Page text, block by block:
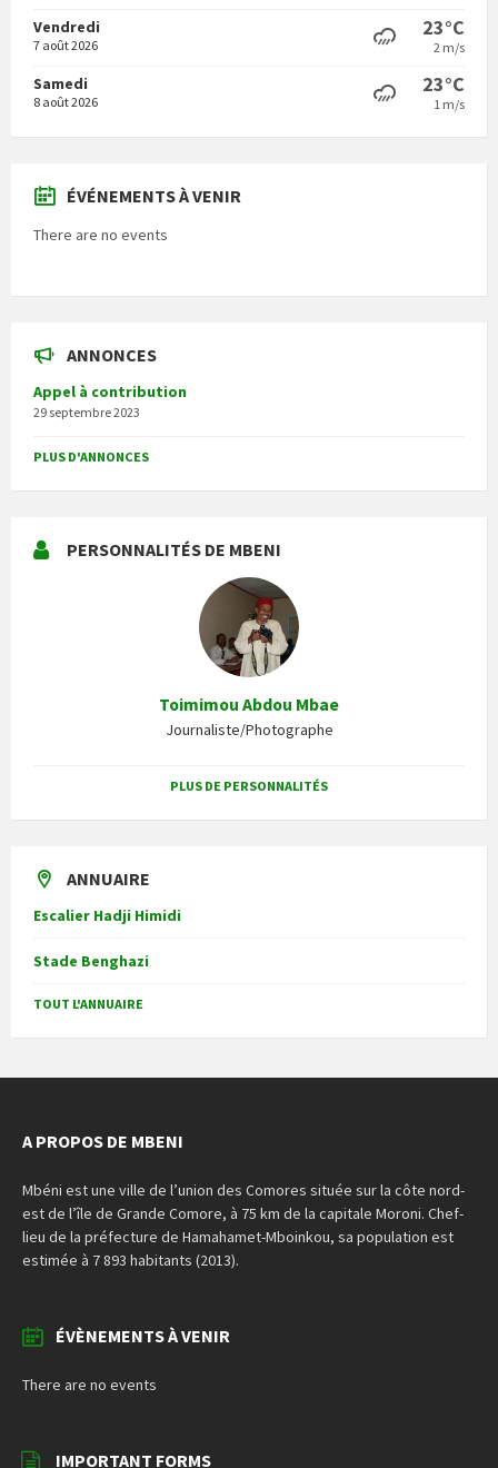
Vendredi
7 août 2026
23°C
2 m/s
Samedi
8 août 2026
23°C
1 m/s
ÉVÉNEMENTS À VENIR
There are no events
ANNONCES
Appel à contribution
29 septembre 2023
PLUS D'ANNONCES
PERSONNALITÉS DE MBENI
Toimimou Abdou Mbae
Journaliste/Photographe
PLUS DE PERSONNALITÉS
ANNUAIRE
Escalier Hadji Himidi
Stade Benghazi
TOUT L'ANNUAIRE
A PROPOS DE MBENI
Mbéni est une ville de l’union des Comores située sur la côte nord-
est de l’île de Grande Comore, à 75 km de la capitale Moroni. Chef-
lieu de la préfecture de Hamahamet-Mboinkou, sa population est
estimée à 7 893 habitants (2013).
ÉVÈNEMENTS À VENIR
There are no events
IMPORTANT FORMS